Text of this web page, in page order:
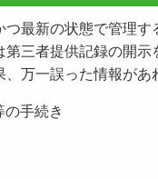
つ最新の状態で管理
三者提供記録の開
万一誤った情報があ
の手続き